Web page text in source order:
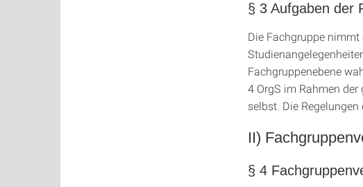
§ 3 Aufgaben der
Die Fachgruppe
Fachgruppenebene
4 OrgS im Rahmen
selbst. Die
II)
§ 4